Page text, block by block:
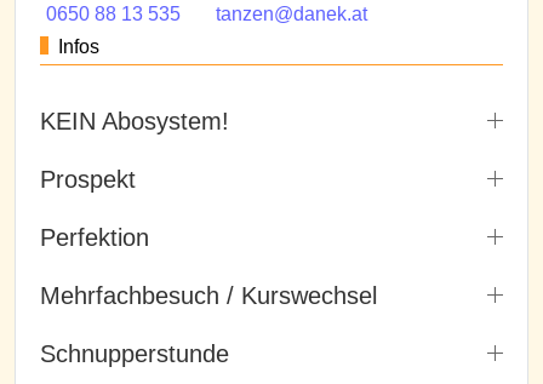
0650 88 13 535
tanzen@danek.at
Infos
KEIN Abosystem!
Prospekt
Perfektion
Mehrfachbesuch / Kurswechsel
Schnupperstunde